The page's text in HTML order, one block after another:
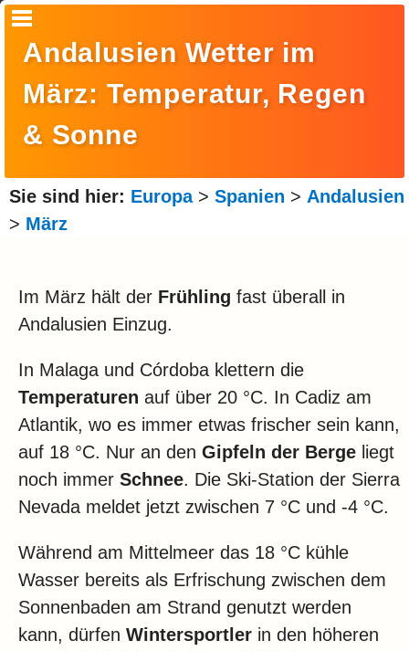
Amerika
Asien
Afrika
Arktis
Reisemonat
Impressum & Datenschutz
Andalusien Wetter im
März: Temperatur, Regen
& Sonne
Sie sind hier: Europa> Spanien > Andalusien
> März
Im März hält der Frühling fast überall in
Andalusien Einzug.
In Malaga und Córdoba klettern die
Temperaturen auf über 20 °C. In Cadiz am
Atlantik, wo es immer etwas frischer sein kann,
auf 18 °C. Nur an den Gipfeln der Berge liegt
noch immer Schnee. Die Ski-Station der Sierra
Nevada meldet jetzt zwischen 7 °C und -4 °C.
Während am Mittelmeer das 18 °C kühle
Wasser bereits als Erfrischung zwischen dem
Sonnenbaden am Strand genutzt werden
kann, dürfen Wintersportler in den höheren